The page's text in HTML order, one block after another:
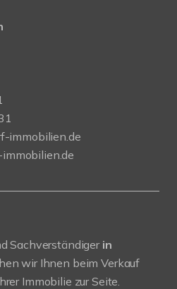
immobilien.de
Sachverständigerin
wir Ihnen beim Verkauf
Immobilie zur Seite.